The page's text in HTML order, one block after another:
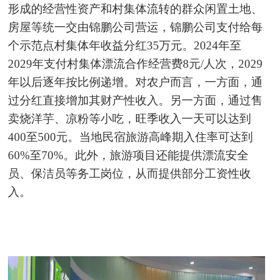
形成的经营性资产和村集体流转的群众闲置土地、
房屋等统一交由锦鹏公司营运，锦鹏公司支付给每
个示范点村集体年收益分红35万元。2024年至
2029年支付村集体漂流合作经营费8元/人次，2029
年以后逐年按比例递增。对农户而言，一方面，通
过分红直接增加其财产性收入。另一方面，通过售
卖烧洋芋、凉粉等小吃，旺季收入一天可以达到
400至500元。当地民宿旅游高峰期入住率可达到
60%至70%。此外，旅游项目还能提供漂流安全
员、保洁员等务工岗位，从而提供部分工资性收
入。